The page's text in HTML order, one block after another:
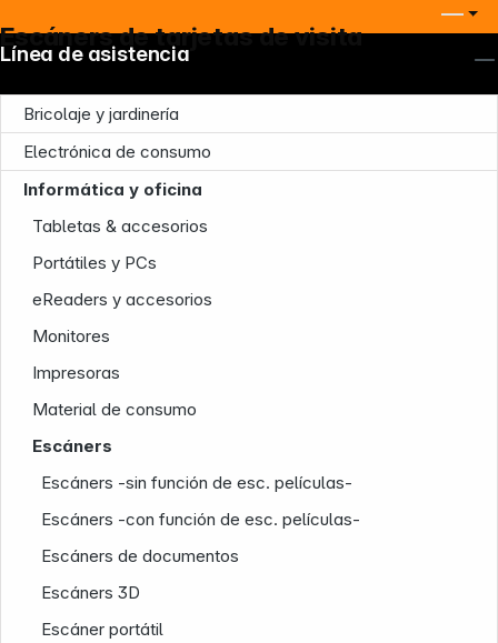
Escáners de tarjetas de visita
Bricolaje y jardinería
Electrónica de consumo
Informática y oficina
Tabletas & accesorios
Portátiles y PCs
eReaders y accesorios
Monitores
Impresoras
Material de consumo
Escáners
Escáners -sin función de esc. películas-
Escáners -con función de esc. películas-
Escáners de documentos
Escáners 3D
Escáner portátil
Línea de asistencia
Nuestra empresa
Infoterminal
News